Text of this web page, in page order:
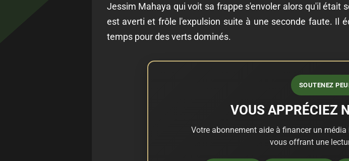
Jessim Mahaya qui voit sa frappe s'envoler alors qu'il était
est averti et frôle l'expulsion suite à une seconde faute. Il
temps pour des verts dominés.
SOUTENEZ
VOUS APPRÉCIEZ
Votre abonnement aide à financer un
vous offrant une